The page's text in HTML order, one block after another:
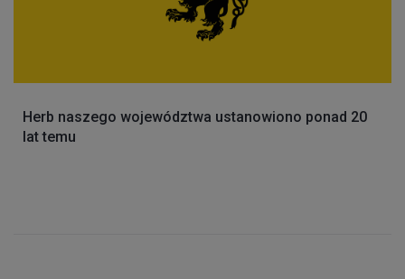
Herb naszego województwa ustanowiono ponad 20
lat temu